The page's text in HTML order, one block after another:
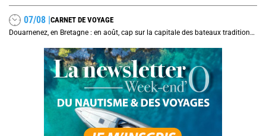
07/08 |CARNET DE VOYAGE
Douarnenez, en Bretagne : en août, cap sur la capitale des bateaux traditionnels et de la sardine